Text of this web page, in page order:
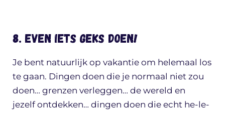
8. Even iets geks doen!
Je bent natuurlijk op vakantie om helemaal los
te gaan. Dingen doen die je normaal niet zou
doen… grenzen verleggen… de wereld en
jezelf ontdekken… dingen doen die echt he-le-